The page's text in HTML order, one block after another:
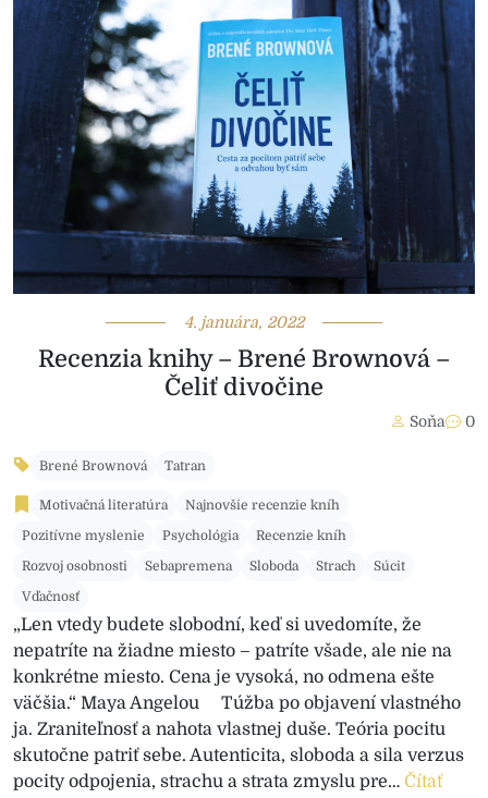
4. januára, 2022
Recenzia knihy – Brené Brownová –
Čeliť divočine
Soňa 0
Brené Brownová Tatran
Motivačná literatúra
Najnovšie recenzie kníh
Pozitívne myslenie
Psychológia
Recenzie kníh
Rozvoj osobnosti
Sebapremena Sloboda Strach
Súcit
Vďačnosť
„Len vtedy budete slobodní, keď si uvedomíte, že
nepatríte na žiadne miesto – patríte všade, ale nie na
konkrétne miesto. Cena je vysoká, no odmena ešte
väčšia.“ Maya Angelou Túžba po objavení vlastného
ja. Zraniteľnosť a nahota vlastnej duše. Teória pocitu
skutočne patriť sebe. Autenticita, sloboda a sila verzus
pocity odpojenia, strachu a strata zmyslu pre… Čítať